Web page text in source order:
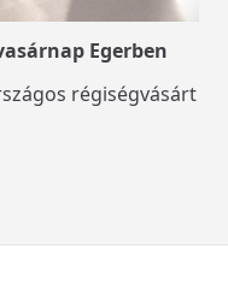
Egerben
régiségvásárt